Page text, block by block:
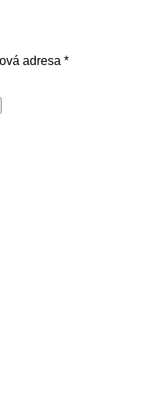
adresa *Povinné